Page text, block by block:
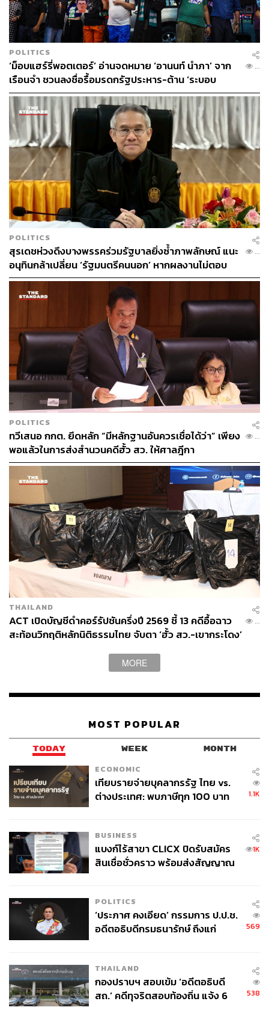
THE STANDARD TEAM
กองบรรณาธิการ THE STANDARD
POLITICS
‘ม็อบแฮร์รี่พอตเตอร์’ อ่านจดหมาย ‘อานนท์ นำภา’ จาก
เรือนจำ ชวนลงชื่อรื้อมรดกรัฐประหาร-ต้าน ‘ระบอบ
สีน้ำเงิน’
...
POLITICS
สุรเดชห่วงดึงบางพรรคร่วมรัฐบาลยิ่งซ้ำภาพลักษณ์ แนะ
อนุทินกล้าเปลี่ยน ‘รัฐมนตรีคนนอก’ หากผลงานไม่ตอบ
โจทย์ เปิดทางคนเก่งช่วยประเทศ
...
POLITICS
ทวีเสนอ กกต. ยึดหลัก “มีหลักฐานอันควรเชื่อได้ว่า” เพียง
พอแล้วในการส่งสำนวนคดีฮั้ว สว. ให้ศาลฎีกา
...
THAILAND
ACT เปิดบัญชีดำคอร์รัปชันครึ่งปี 2569 ชี้ 13 คดีอื้อฉาว
สะท้อนวิกฤติหลักนิติธรรมไทย จับตา ‘ฮั้ว สว.-เขากระโดง’
...
MORE
MOST POPULAR
TODAY WEEK MONTH
ECONOMIC
เทียบรายจ่ายบุคลากรรัฐ ไทย vs.
ต่างประเทศ: พบภาษีทุก 100 บาท
1.1K
BUSINESS
แบงก์ไร้สาขา CLICX ปิดรับสมัคร
สินเชื่อชั่วคราว พร้อมส่งสัญญาณ
1K
POLITICS
‘ประภาศ คงเอียด’ กรรมการ ป.ป.ช.
อดีตอธิบดีกรมธนารักษ์ ถึงแก่
569
THAILAND
กองปราบฯ สอบเข้ม ‘อดีตอธิบดี
สถ.’ คดีทุจริตสอบท้องถิ่น แจ้ง 6
538